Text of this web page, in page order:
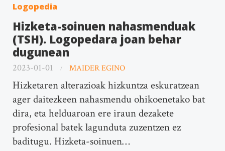
Logopedia
Hizketa-soinuen nahasmenduak
(TSH). Logopedara joan behar
dugunean
2023-01-01 MAIDER EGINO
Hizketaren alterazioak hizkuntza eskuratzean
ager daitezkeen nahasmendu ohikoenetako bat
dira, eta helduaroan ere iraun dezakete
profesional batek lagunduta zuzentzen ez
baditugu. Hizketa-soinuen…